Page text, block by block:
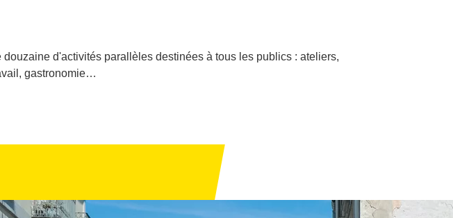
d'activités parallèles destinées à tous les publics : ateliers,
gastronomie…